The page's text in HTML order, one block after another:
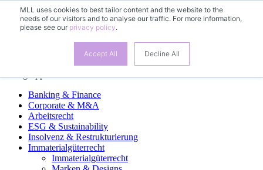
MLL uses cookies to best tailor content and the website to the
needs of our visitors and to analyse our traffic. For more information,
please see our privacy policy.
Accept All Decline All
FRES
Banking & Finance
Corporate & M&A
Arbeitsrecht
ESG & Sustainability
Insolvenz & Restrukturierung
Immaterialgüterrecht
Immaterialgüterrecht